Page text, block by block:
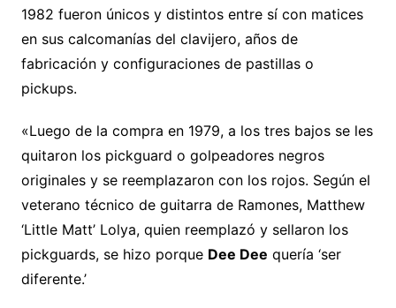
1982 fueron únicos y distintos entre sí con matices
en sus calcomanías del clavijero, años de
fabricación y configuraciones de pastillas o
pickups.
«Luego de la compra en 1979, a los tres bajos se les
quitaron los pickguard o golpeadores negros
originales y se reemplazaron con los rojos. Según el
veterano técnico de guitarra de Ramones, Matthew
‘Little Matt’ Lolya, quien reemplazó y sellaron los
pickguards, se hizo porque Dee Dee quería ‘ser
diferente.’